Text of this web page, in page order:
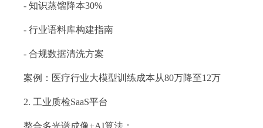
- 知识蒸馏降本30%
- 行业语料库构建指南
- 合规数据清洗方案
案例：医疗行业大模型训练成本从80万降至12万
2. 工业质检SaaS平台
整合多光谱成像+AI算法：